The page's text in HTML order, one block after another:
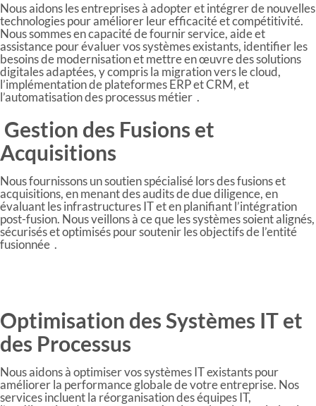
Nous aidons les entreprises à adopter et intégrer de nouvelles
technologies pour améliorer leur efficacité et compétitivité.
Nous sommes en capacité de fournir service, aide et
assistance pour évaluer vos systèmes existants, identifier les
besoins de modernisation et mettre en œuvre des solutions
digitales adaptées, y compris la migration vers le cloud,
l’implémentation de plateformes ERP et CRM, et
l’automatisation des processus métier .
Gestion des Fusions et
Acquisitions
Nous fournissons un soutien spécialisé lors des fusions et
acquisitions, en menant des audits de due diligence, en
évaluant les infrastructures IT et en planifiant l’intégration
post-fusion. Nous veillons à ce que les systèmes soient alignés,
sécurisés et optimisés pour soutenir les objectifs de l’entité
fusionnée .
Optimisation des Systèmes IT et
des Processus
Nous aidons à optimiser vos systèmes IT existants pour
améliorer la performance globale de votre entreprise. Nos
services incluent la réorganisation des équipes IT,